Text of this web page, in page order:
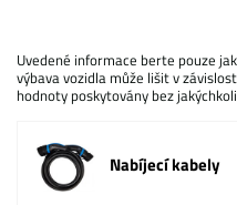
Uvedené informace berte pouze
výbava vozidla může lišit v
hodnoty poskytovány bez
Nabíjecí kabely